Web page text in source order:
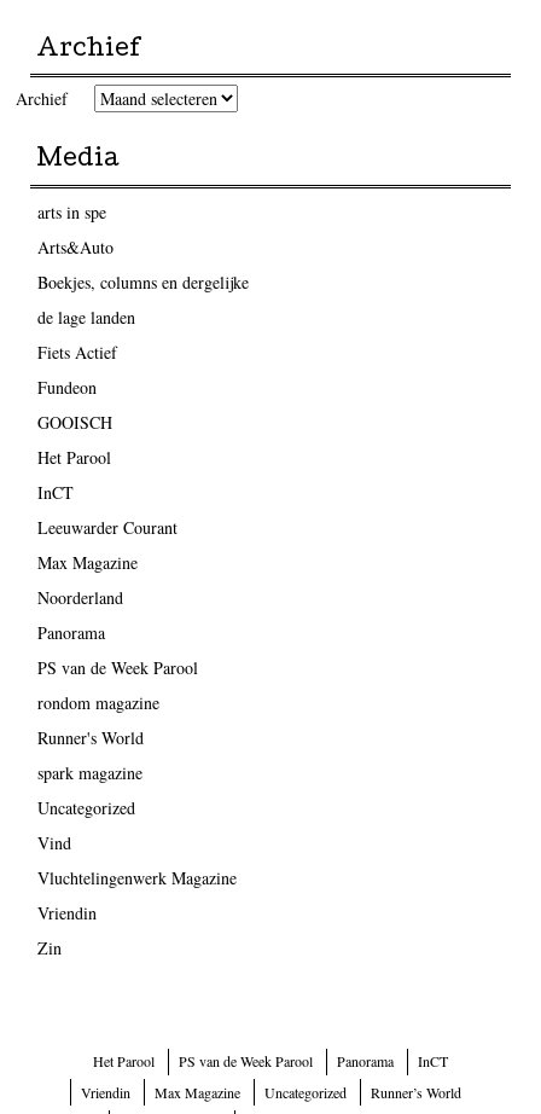
Archief
Archief
Media
arts in spe
Arts&Auto
Boekjes, columns en dergelijke
de lage landen
Fiets Actief
Fundeon
GOOISCH
Het Parool
InCT
Leeuwarder Courant
Max Magazine
Noorderland
Panorama
PS van de Week Parool
rondom magazine
Runner's World
spark magazine
Uncategorized
Vind
Vluchtelingenwerk Magazine
Vriendin
Zin
Het Parool PS van de Week Parool Panorama
InCT
Vriendin
Max Magazine Uncategorized
Runner’s World